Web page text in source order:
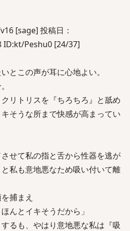
[sage] 投稿日：
ID:kt/Peshu0 [24/37]
とこの声が耳に心地よい。
リトリスを『ちろちろ』と舐め
そうな所まで快感が高まってい
せて私の指と舌から性器を逃が
私も意地悪なため吸い付いて離
捕まえ
んとイキそうだから」
るも、やはり意地悪な私は『吸